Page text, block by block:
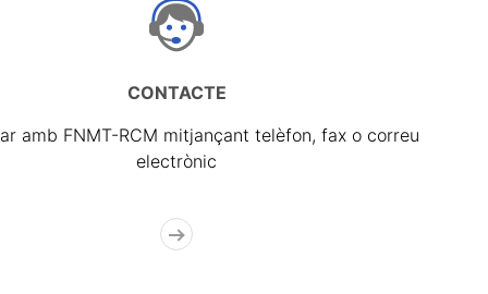
CONTACTE
amb FNMT-RCM mitjançant telèfon, fax o correu
electrònic